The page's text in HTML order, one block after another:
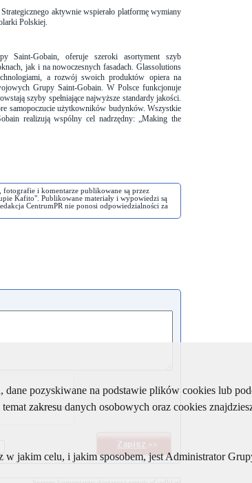
aktywnie wspierało platformę wymiany
Polskiej.
Saint-Gobain, oferuje szeroki asortyment szyb
jak i na nowoczesnych fasadach. Glassolutions
a rozwój swoich produktów opiera na
Grupy Saint-Gobain. W Polsce funkcjonuje
szyby spełniające najwyższe standardy jakości.
samopoczucie użytkowników budynków. Wszystkie
realizują wspólny cel nadrzędny: „Making the
fotografie i komentarze publikowane są przez
Kafito". Publikowane materiały i wypowiedzi są
CentrumPR nie ponosi odpowiedzialności za
pozyskiwane na podstawie plików cookies lub
zakresu danych osobowych oraz cookies
w jakim celu, i jakim sposobem, jest Administrator